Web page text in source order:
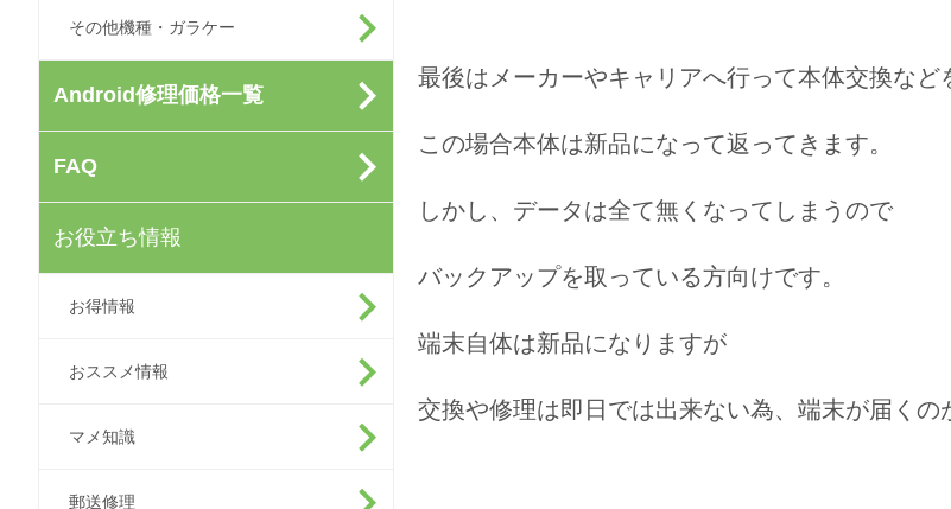
その他機種・ガラケー
Android修理価格一覧
FAQ
お役立ち情報
お得情報
おススメ情報
マメ知識
郵送修理
最後はメーカーやキャリアへ行って本体交換など
この場合本体は新品になって返ってきます。
しかし、データは全て無くなってしまうので
バックアップを取っている方向けです。
端末自体は新品になりますが
交換や修理は即日では出来ない為、端末が届くの